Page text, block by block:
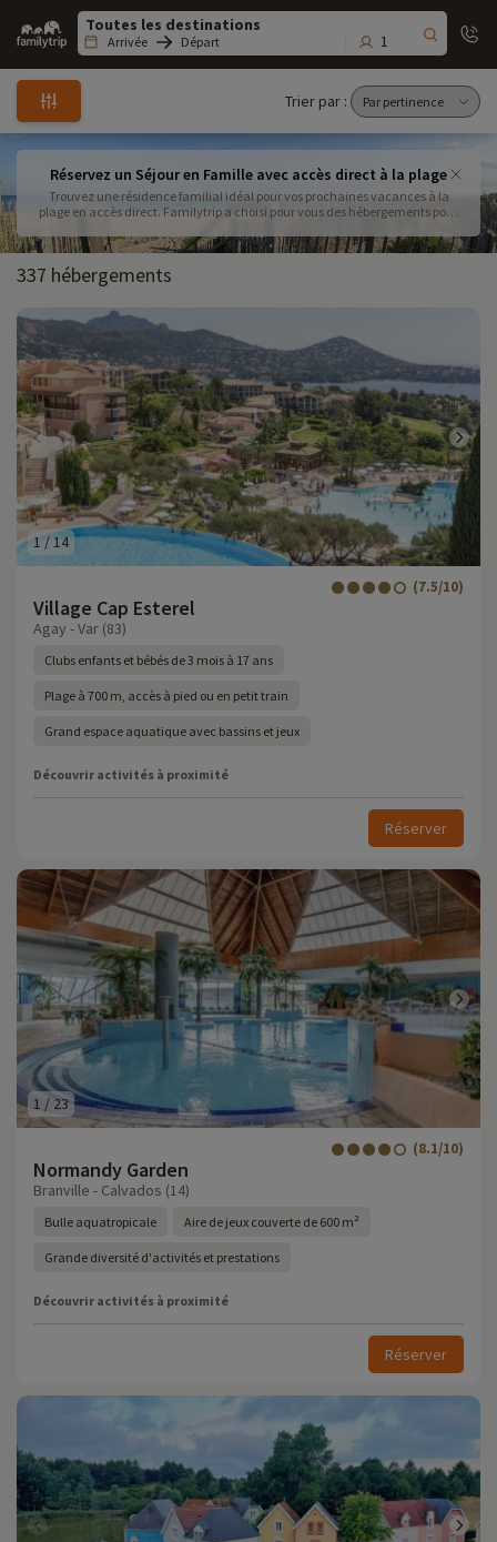
Family
trip
Arrivée Départ 1
Trier par :
Réservez un Séjour en Famille avec accès direct à la plage
Trouvez une résidence familial idéal pour vos prochaines vacances à la
plage en accès direct. Familytrip a choisi pour vous des hébergements pour
communicantes, un accueil convivial... et à proximité des plages. Ne
cherchez plus, vous avez trouvé !
337 hébergements
1 /14
Village Cap Esterel
(7.5/10)
Agay - Var (83)
Clubs enfants et bébés de 3 mois à 17 ans
Plage à 700 m, accès à pied ou en petit train
Grand espace aquatique avec bassins et jeux
Découvrir activités à proximité
Réserver
1 / 23
Normandy Garden
(8.1/10)
Branville - Calvados (14)
Bulle aquatropicale Aire de jeux couverte de 600 m²
Grande diversité d'activités et prestations
Découvrir activités à proximité
Réserver